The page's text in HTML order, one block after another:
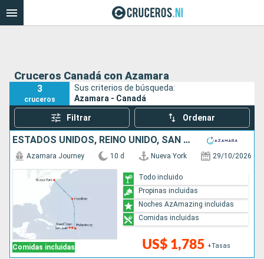
Cruceros Canadá con Azamara
3
cruceros
Sus criterios de búsqueda:
Azamara - Canadá
Filtrar Ordenar
ESTADOS UNIDOS, REINO UNIDO, SAN MARTÍN, PUERTO RICO
Comidas incluidas
Azamara Journey 10 d Nueva York 29/10/2026
US$ 1,785 +Tasas
Todo incluido
Propinas incluidas
Noches AzAmazing incluidas
Comidas incluidas